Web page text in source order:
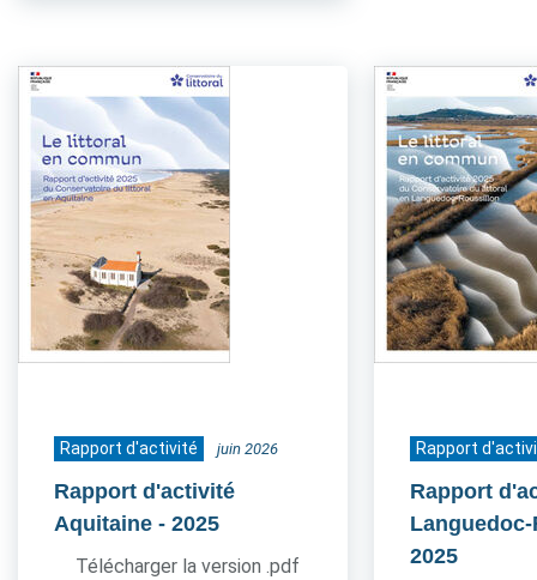
Rapport d'activité juin 2026
Rapport d'activité
Aquitaine - 2025
Télécharger la version .pdf
Rapport
Rapport
2025